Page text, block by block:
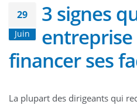
29
Juin
3 signes
financer ses
La plupart des dirigeants qui